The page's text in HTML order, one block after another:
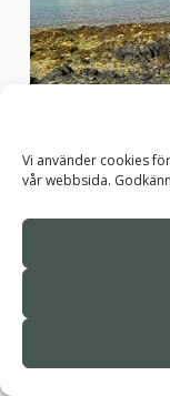
Vi använder cookies
vår webbsida.
upproret
som när vi